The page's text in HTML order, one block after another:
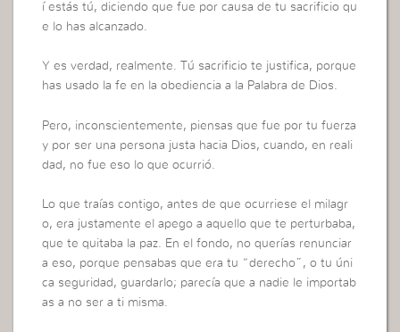
í estás tú, diciendo que fue por causa de tu sacrificio qu
e lo has alcanzado.
Y es verdad, realmente. Tú sacrificio te justifica, porque
has usado la fe en la obediencia a la Palabra de Dios.
Pero, inconscientemente, piensas que fue por tu fuerza
y por ser una persona justa hacia Dios, cuando, en reali
dad, no fue eso lo que ocurrió.
Lo que traías contigo, antes de que ocurriese el milagr
o, era justamente el apego a aquello que te perturbaba,
que te quitaba la paz. En el fondo, no querías renunciar
a eso, porque pensabas que era tu “derecho”, o tu úni
ca seguridad, guardarlo; parecía que a nadie le importab
as a no ser a ti misma.